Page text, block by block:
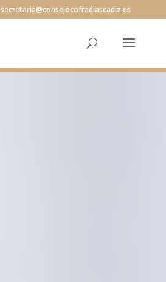
secretaria@consejocofradiascadiz.es